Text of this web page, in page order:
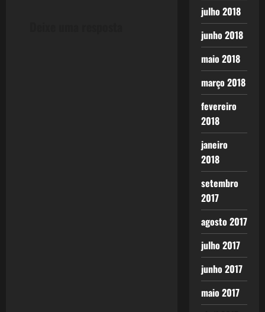
julho 2018
junho 2018
maio 2018
março 2018
fevereiro
2018
janeiro
2018
setembro
2017
agosto 2017
julho 2017
junho 2017
maio 2017